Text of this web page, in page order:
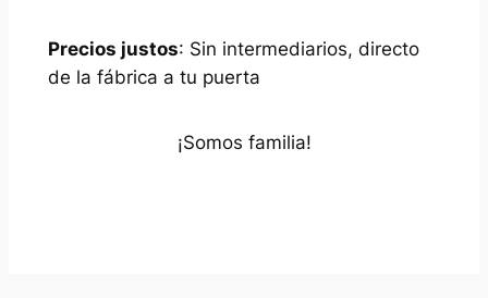
Precios justos: Sin intermediarios, directo
de la fábrica a tu puerta
¡Somos familia!